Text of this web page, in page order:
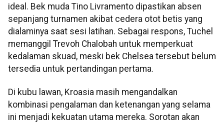
ideal. Bek muda Tino Livramento dipastikan absen
sepanjang turnamen akibat cedera otot betis yang
dialaminya saat sesi latihan. Sebagai respons, Tuchel
memanggil Trevoh Chalobah untuk memperkuat
kedalaman skuad, meski bek Chelsea tersebut belum
tersedia untuk pertandingan pertama.
Di kubu lawan, Kroasia masih mengandalkan
kombinasi pengalaman dan ketenangan yang selama
ini menjadi kekuatan utama mereka. Sorotan akan